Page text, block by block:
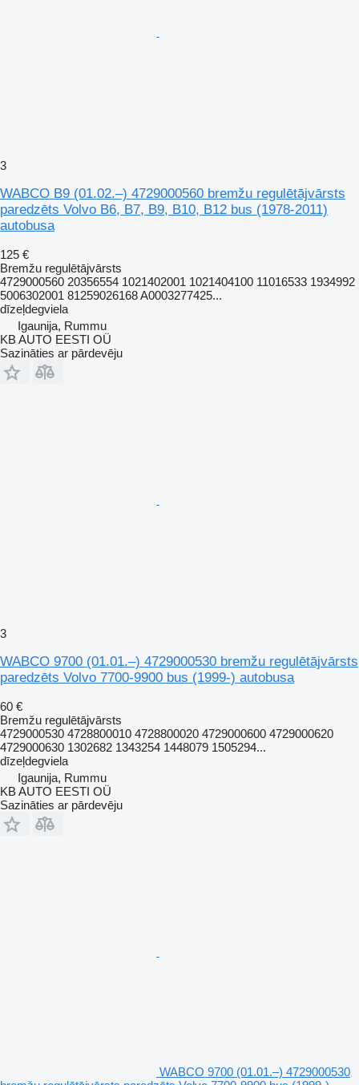
3
WABCO B9 (01.02.–) 4729000560 bremžu regulētājvārsts
paredzēts Volvo B6, B7, B9, B10, B12 bus (1978-2011)
autobusa
125 €
Bremžu regulētājvārsts
4729000560 20356554 1021402001 1021404100 11016533 1934992
5006302001 81259026168 A0003277425...
dīzeļdegviela
Igaunija, Rummu
KB AUTO EESTI OÜ
Sazināties ar pārdevēju
3
WABCO 9700 (01.01.–) 4729000530 bremžu regulētājvārsts
paredzēts Volvo 7700-9900 bus (1999-) autobusa
60 €
Bremžu regulētājvārsts
4729000530 4728800010 4728800020 4729000600 4729000620
4729000630 1302682 1343254 1448079 1505294...
dīzeļdegviela
Igaunija, Rummu
KB AUTO EESTI OÜ
Sazināties ar pārdevēju
WABCO 9700 (01.01.–) 4729000530